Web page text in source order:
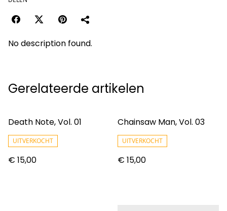
No description found.
Gerelateerde artikelen
Death Note, Vol. 01
UITVERKOCHT
€ 15,00
Chainsaw Man, Vol. 03
UITVERKOCHT
€ 15,00